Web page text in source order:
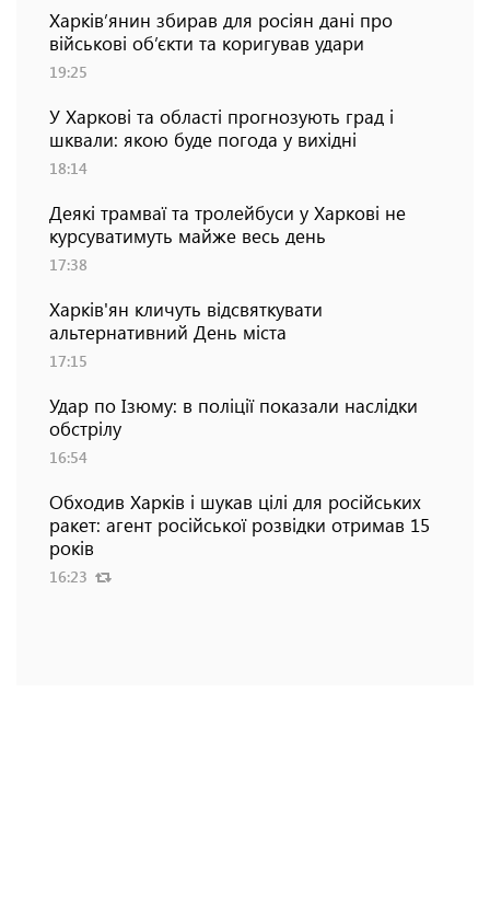
Харків’янин збирав для росіян дані про
військові об’єкти та коригував удари
19:25
У Харкові та області прогнозують град і
шквали: якою буде погода у вихідні
18:14
Деякі трамваї та тролейбуси у Харкові не
курсуватимуть майже весь день
17:38
Харків'ян кличуть відсвяткувати
альтернативний День міста
17:15
Удар по Ізюму: в поліції показали наслідки
обстрілу
16:54
Обходив Харків і шукав цілі для російських
ракет: агент російської розвідки отримав 15
років
16:23